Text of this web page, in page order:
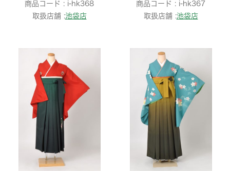
商品コード : i-hk368
取扱店舗 :池袋店
商品コード : i-hk367
取扱店舗 :池袋店